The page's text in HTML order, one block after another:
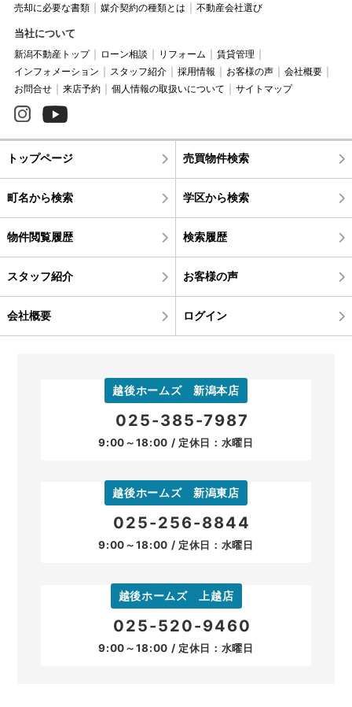
売却に必要な書類
媒介契約の種類とは 不動産会社選び
当社について
新潟不動産トップ ローン相談 リフォーム
賃貸管理
インフォメーション
スタッフ紹介 採用情報 お客様の声
会社概要
お問合せ
来店予約 個人情報の取扱いについて サイトマップ
トップページ 売買物件検索
町名から検索 学区から検索
物件閲覧履歴 検索履歴
スタッフ紹介 お客様の声
会社概要 ログイン
越後ホームズ 新潟本店
025-385-7987
9:00～18:00 / 定休日：水曜日
越後ホームズ 新潟東店
025-256-8844
9:00～18:00 / 定休日：水曜日
越後ホームズ 上越店
025-520-9460
9:00～18:00 / 定休日：水曜日